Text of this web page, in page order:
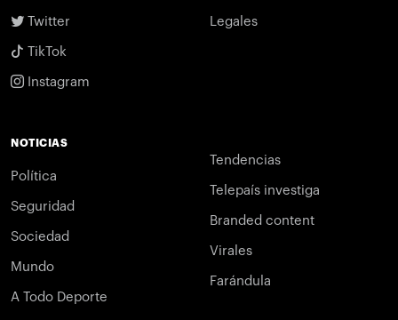
Twitter
TikTok
Instagram
Legales
NOTICIAS
Política
Seguridad
Sociedad
Mundo
A Todo Deporte
Tendencias
Telepaís investiga
Branded content
Virales
Farándula